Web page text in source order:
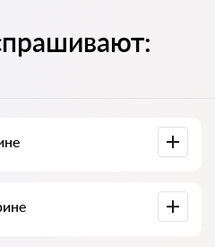
телефона и адрес.